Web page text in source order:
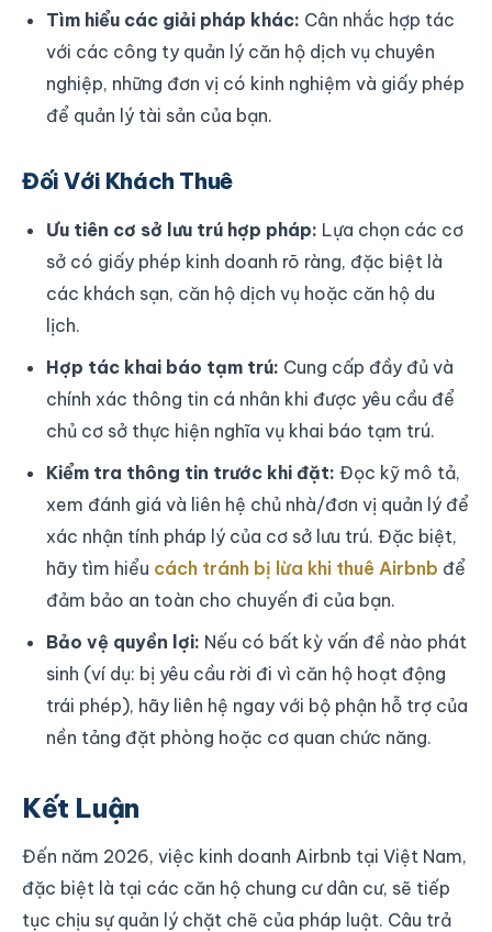
Tìm hiểu các giải pháp khác: Cân nhắc hợp tác
với các công ty quản lý căn hộ dịch vụ chuyên
nghiệp, những đơn vị có kinh nghiệm và giấy phép
để quản lý tài sản của bạn.
Đối Với Khách Thuê
Ưu tiên cơ sở lưu trú hợp pháp: Lựa chọn các cơ
sở có giấy phép kinh doanh rõ ràng, đặc biệt là
các khách sạn, căn hộ dịch vụ hoặc căn hộ du
lịch.
Hợp tác khai báo tạm trú: Cung cấp đầy đủ và
chính xác thông tin cá nhân khi được yêu cầu để
chủ cơ sở thực hiện nghĩa vụ khai báo tạm trú.
Kiểm tra thông tin trước khi đặt: Đọc kỹ mô tả,
xem đánh giá và liên hệ chủ nhà/đơn vị quản lý để
xác nhận tính pháp lý của cơ sở lưu trú. Đặc biệt,
hãy tìm hiểu cách tránh bị lừa khi thuê Airbnb để
đảm bảo an toàn cho chuyến đi của bạn.
Bảo vệ quyền lợi: Nếu có bất kỳ vấn đề nào phát
sinh (ví dụ: bị yêu cầu rời đi vì căn hộ hoạt động
trái phép), hãy liên hệ ngay với bộ phận hỗ trợ của
nền tảng đặt phòng hoặc cơ quan chức năng.
Kết Luận
Đến năm 2026, việc kinh doanh Airbnb tại Việt Nam,
đặc biệt là tại các căn hộ chung cư dân cư, sẽ tiếp
tục chịu sự quản lý chặt chẽ của pháp luật. Câu trả